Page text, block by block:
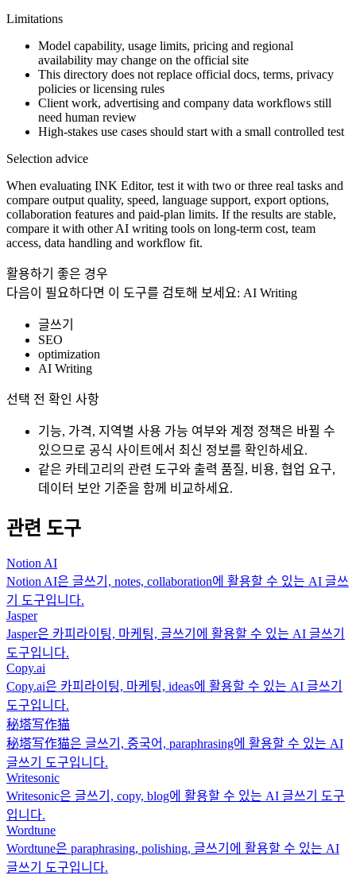
Limitations
Model capability, usage limits, pricing and regional
availability may change on the official site
This directory does not replace official docs, terms, privacy
policies or licensing rules
Client work, advertising and company data workflows still
need human review
High-stakes use cases should start with a small controlled test
Selection advice
When evaluating INK Editor, test it with two or three real tasks and
compare output quality, speed, language support, export options,
collaboration features and paid-plan limits. If the results are stable,
compare it with other AI writing tools on long-term cost, team
access, data handling and workflow fit.
활용하기 좋은 경우
다음이 필요하다면 이 도구를 검토해 보세요: AI Writing
글쓰기
SEO
optimization
AI Writing
선택 전 확인 사항
기능, 가격, 지역별 사용 가능 여부와 계정 정책은 바뀔 수
있으므로 공식 사이트에서 최신 정보를 확인하세요.
같은 카테고리의 관련 도구와 출력 품질, 비용, 협업 요구,
데이터 보안 기준을 함께 비교하세요.
관련 도구
Notion AI
Notion AI은 글쓰기, notes, collaboration에 활용할 수 있는 AI 글쓰
기 도구입니다.
Jasper
Jasper은 카피라이팅, 마케팅, 글쓰기에 활용할 수 있는 AI 글쓰기
도구입니다.
Copy.ai
Copy.ai은 카피라이팅, 마케팅, ideas에 활용할 수 있는 AI 글쓰기
도구입니다.
秘塔写作猫
秘塔写作猫은 글쓰기, 중국어, paraphrasing에 활용할 수 있는 AI
글쓰기 도구입니다.
Writesonic
Writesonic은 글쓰기, copy, blog에 활용할 수 있는 AI 글쓰기 도구
입니다.
Wordtune
Wordtune은 paraphrasing, polishing, 글쓰기에 활용할 수 있는 AI
글쓰기 도구입니다.